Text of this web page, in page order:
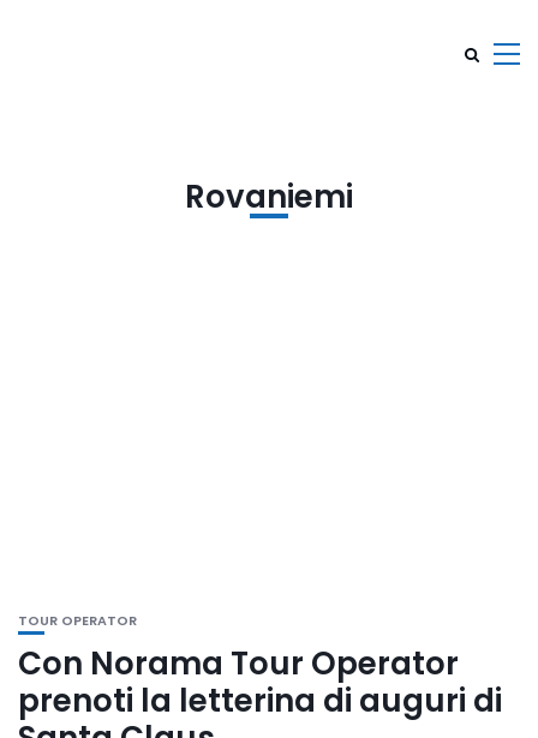
Rovaniemi
TOUR OPERATOR
Con Norama Tour Operator
prenoti la letterina di auguri di